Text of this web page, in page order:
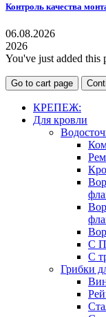
Контроль качества
06.08.2026
2026
You've just added this
Go to cart page
КРЕПЕЖ:
Для кровли
С
С
Грибки